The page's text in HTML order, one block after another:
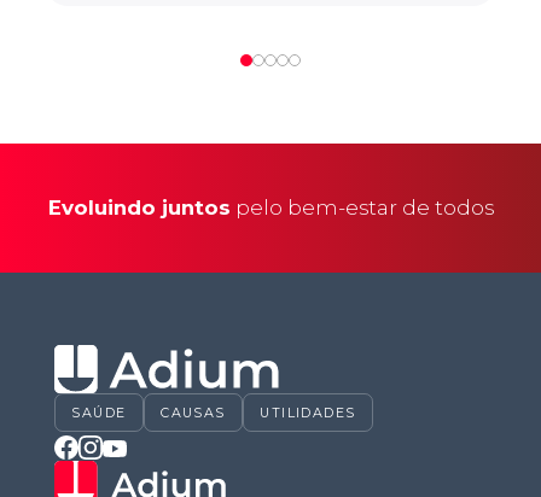
Evoluindo juntos pelo bem-estar de todos
SAÚDE CAUSAS UTILIDADES